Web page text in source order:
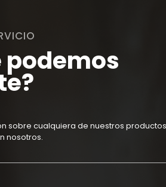
podemos
sobre cualquiera de nuestros
nosotros.